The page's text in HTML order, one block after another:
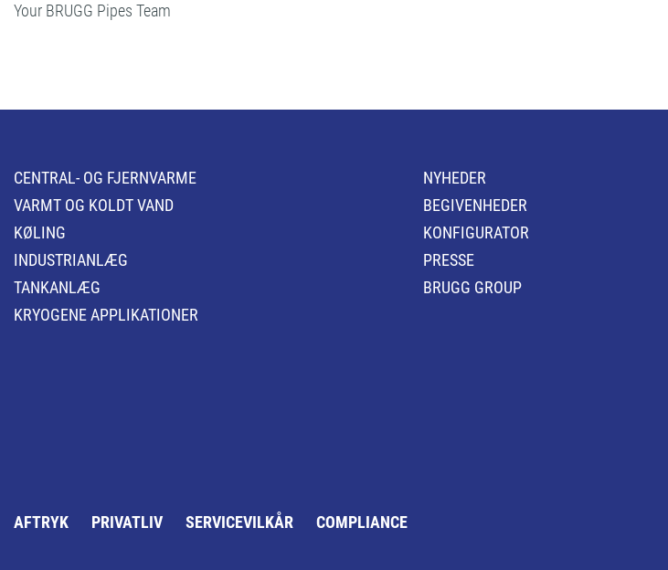
Your BRUGG Pipes Team
CENTRAL- OG FJERNVARME
VARMT OG KOLDT VAND
KØLING
INDUSTRIANLÆG
TANKANLÆG
KRYOGENE APPLIKATIONER
NYHEDER
BEGIVENHEDER
KONFIGURATOR
PRESSE
BRUGG GROUP
AFTRYK PRIVATLIV SERVICEVILKÅR COMPLIANCE